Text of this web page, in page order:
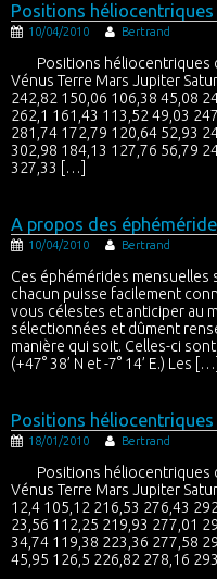
Positions
10/04/2010 Bertrand
Positions héliocentriques
Vénus Terre Mars Jupiter
242,82 150,06 106,38 45,08
262,1 161,43 113,52 49,03
281,74 172,79 120,64 52,93
302,98 184,13 127,76 56,79
327,33 […]
A propos des
10/04/2010 Bertrand
Ces éphémérides
chacun puisse facilement
vous célestes et anticiper au
sélectionnées et dûment
manière qui soit. Celles-ci
(+47° 38’ N et -7° 14’ E.) Les […]
Positions
18/01/2010 Bertrand
Positions héliocentriques
Vénus Terre Mars Jupiter
12,4 105,12 216,53 276,43
23,56 112,25 219,93 277,01
34,74 119,38 223,36 277,58
45,95 126,5 226,82 278,16